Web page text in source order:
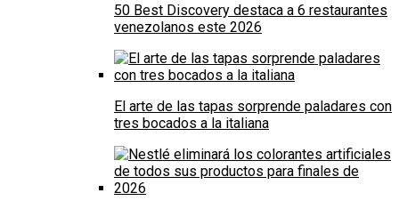
50 Best Discovery destaca a 6 restaurantes
venezolanos este 2026
El arte de las tapas sorprende paladares con
tres bocados a la italiana